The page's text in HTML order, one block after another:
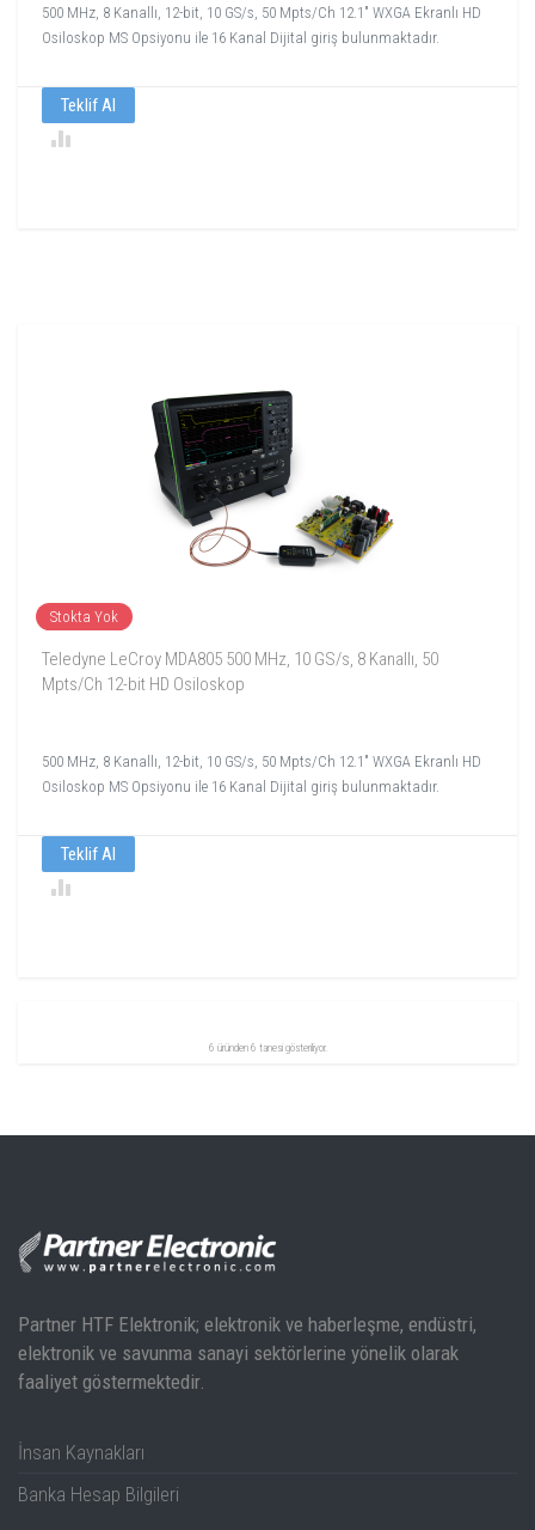
500 MHz, 8 Kanallı, 12-bit, 10 GS/s, 50 Mpts/Ch 12.1" WXGA Ekranlı HD
Osiloskop MS Opsiyonu ile 16 Kanal Dijital giriş bulunmaktadır.
Teklif Al
Stokta Yok
Teledyne LeCroy MDA805 500 MHz, 10 GS/s, 8 Kanallı, 50
Mpts/Ch 12-bit HD Osiloskop
500 MHz, 8 Kanallı, 12-bit, 10 GS/s, 50 Mpts/Ch 12.1" WXGA Ekranlı HD
Osiloskop MS Opsiyonu ile 16 Kanal Dijital giriş bulunmaktadır.
Teklif Al
6 üründen 6 tanesi gösteriliyor.
Partner HTF Elektronik; elektronik ve haberleşme, endüstri,
elektronik ve savunma sanayi sektörlerine yönelik olarak
faaliyet göstermektedir.
İnsan Kaynakları
Banka Hesap Bilgileri